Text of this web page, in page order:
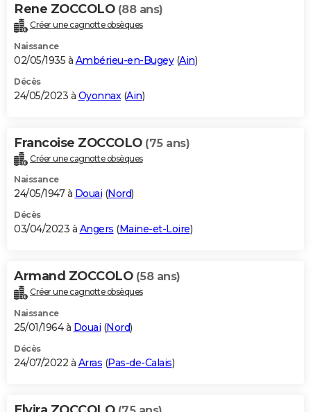
Rene ZOCCOLO (88 ans)
Créer une cagnotte obsèques
Naissance
02/05/1935 à Ambérieu-en-Bugey(Ain)
Décès
24/05/2023 à Oyonnax (Ain)
Francoise ZOCCOLO (75 ans)
Créer une cagnotte obsèques
Naissance
24/05/1947 à Douai (Nord)
Décès
03/04/2023 à Angers (Maine-et-Loire)
Armand ZOCCOLO (58 ans)
Créer une cagnotte obsèques
Naissance
25/01/1964 à Douai (Nord)
Décès
24/07/2022 à Arras (Pas-de-Calais)